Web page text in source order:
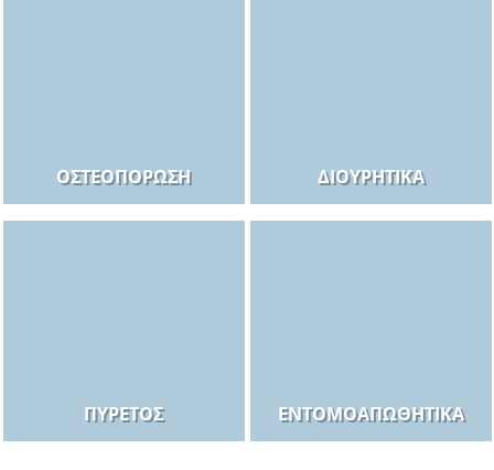
ΟΣΤΕΟΠΌΡΩΣΗ ΔΙΟΥΡΗΤΙΚΆ
ΠΥΡΕΤΌΣ ΕΝΤΟΜΟΑΠΩΘΗΤΙΚΆ